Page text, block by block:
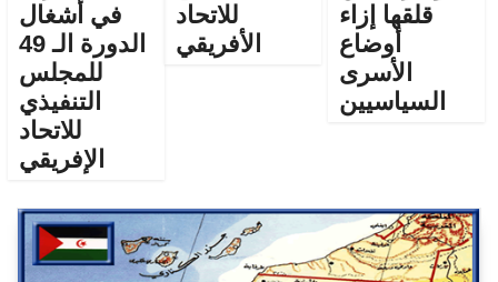
قلقها إزاء
أوضاع
الأسرى
السياسيين
للاتحاد
الأفريقي
في أشغال
الدورة الـ 49
للمجلس
التنفيذي
للاتحاد
الإفريقي